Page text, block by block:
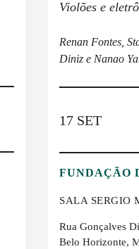
Violões e
Renan Fontes,
Diniz e Nanao
17 SET
FUNDAÇÃO
SALA SERGIO
Rua Gonçalves
Belo Horizonte,